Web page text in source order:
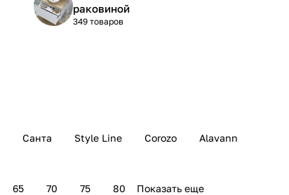
раковиной
349 товаров
Санта Style Line Corozo Alavann
65 70 75 80 Показать еще